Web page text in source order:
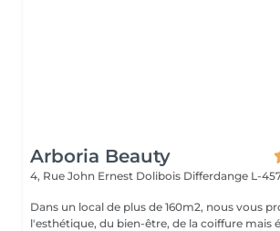
Arboria Beauty
4, Rue John Ernest Dolibois Differdange L-
Dans un local de plus de 160m2, nous vous
l'esthétique, du bien-être, de la coiffure mais